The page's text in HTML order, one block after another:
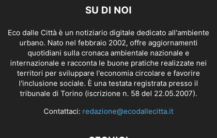
SU DI NOI
Eco dalle Città è un notiziario digitale dedicato all'ambiente
urbano. Nato nel febbraio 2002, offre aggiornamenti
quotidiani sulla cronaca ambientale nazionale e
internazionale e racconta le buone pratiche realizzate nei
territori per sviluppare l'economia circolare e favorire
l'inclusione sociale. È una testata registrata presso il
tribunale di Torino (iscrizione n. 58 del 22.05.2007).
Contattaci: redazione@ecodallecitta.it